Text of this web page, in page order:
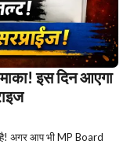
इस दिन आएगा
है! अगर आप भी MP Board